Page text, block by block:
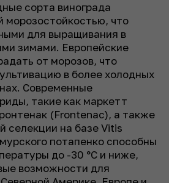
сорта винограда
морозостойкостью, что
для выращивания в
зимами. Европейские
от морозов, что
в более холодных
Современные
такие как маркетт
(Frontenac), а также
селекции на базе Vitis
потапенко способны
до -30 °C и ниже,
возможности для